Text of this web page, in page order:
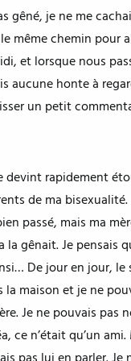
gêné, je ne me
même chemin pour
et lorsque nous
aucune honte à
un petit
devint rapidement
de ma
passé, mais ma
la gênait. Je pensais
De jour en jour, le
la maison et je ne
Je ne pouvais pas
ce n’était qu’un